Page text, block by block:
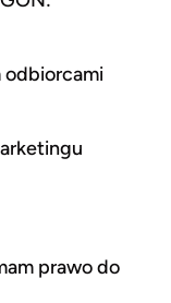
odbiorcami
prawo do